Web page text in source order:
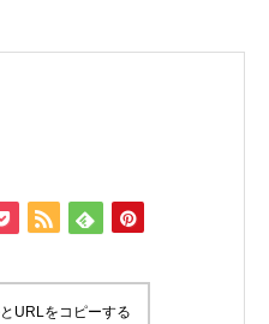
URLをコピーする